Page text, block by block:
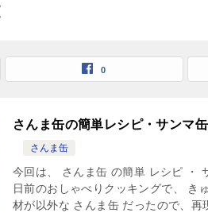
0
さんま缶の簡単レシピ・サンマ
さんま缶
今回は、 さんま缶 の簡単 レシピ ・
日前のおしゃべりクッキングで、 き
材が以外な さんま缶 だったので、